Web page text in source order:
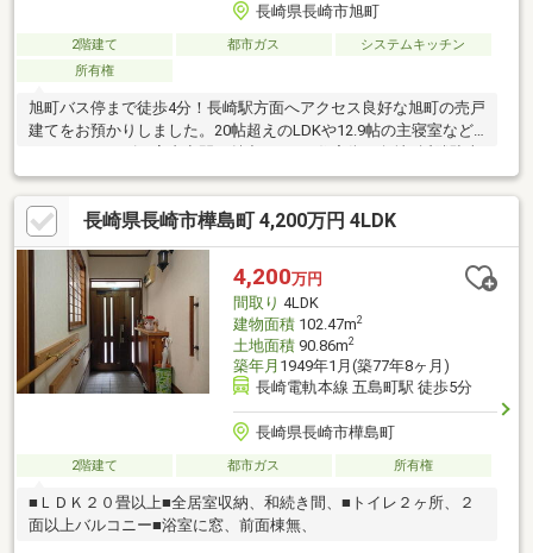
長崎県長崎市旭町
2階建て 都市ガス
システムキッチン
所有権
旭町バス停まで徒歩4分！長崎駅方面へアクセス良好な旭町の売戸
建てをお預かりしました。20帖超えのLDKや12.9帖の主寝室など
場まで徒歩3分（約220ｍ）、普通車可！※最新の空き状況はお問
い合わせ下さい現在空室でハウスクリーニング済のためお気軽に
ご内見頂けます！お気軽にお問い合わせください。＜交通アクセ
ス＞●長崎電気軌道「長崎駅前」駅まで徒歩15分●長崎バス「旭
町」バス停まで徒歩4分●JR長崎駅まで徒歩12分
長崎県長崎市樺島町 4,200万円 4LDK
4,200万円
間取り 4LDK
建物面積102.47m2
土地面積90.86m2
築年月 1949年1月(築77年8ヶ月)
長崎電軌本線 五島町駅 徒歩5分
長崎県長崎市樺島町
2階建て 都市ガス 所有権
■ＬＤＫ２０畳以上■全居室収納、和続き間、■トイレ２ヶ所、２
面以上バルコニー■浴室に窓、前面棟無、